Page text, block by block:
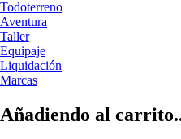
Todoterreno
Aventura
Taller
Equipaje
Liquidación
Marcas
Añadiendo al